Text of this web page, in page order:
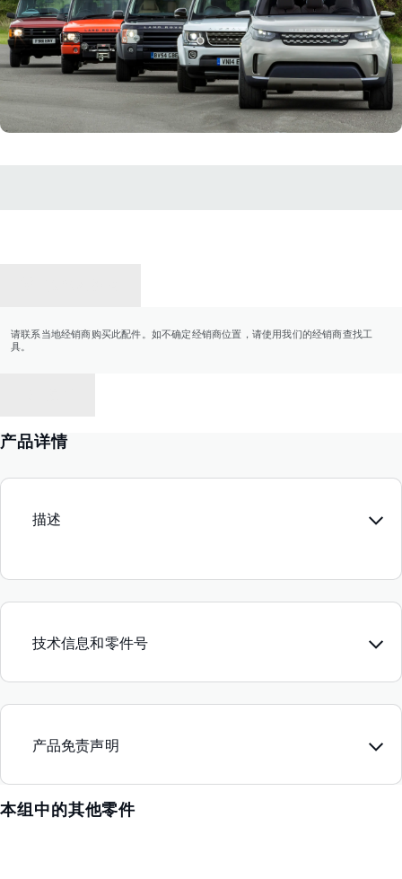
请联系当地经销商购买此配件。如不确定经销商位置，请使用我们的经销商查找工
具。
产品详情
描述
技术信息和零件号
产品免责声明
本组中的其他零件